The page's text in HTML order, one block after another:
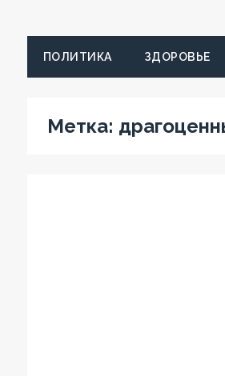
ПОЛИТИКА ЗДОРОВЬЕ
Метка: